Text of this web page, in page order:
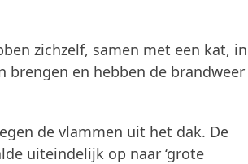
zichzelf, samen met een kat, in
brengen en hebben de brandweer
de vlammen uit het dak. De
uiteindelijk op naar ‘grote